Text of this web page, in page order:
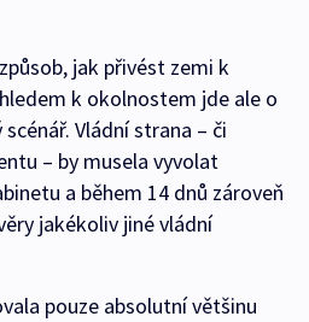
jak přivést zemi k
k okolnostem jde ale o
Vládní strana – či
– by musela vyvolat
a během 14 dnů zároveň
jakékoliv jiné vládní
pouze absolutní většinu